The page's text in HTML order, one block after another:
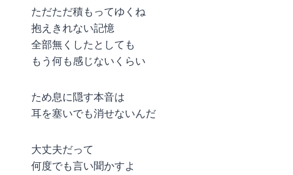
ただただ積もってゆくね
抱えきれない記憶
全部無くしたとしても
もう何も感じないくらい
ため息に隠す本音は
耳を塞いでも消せないんだ
大丈夫だって
何度でも言い聞かすよ